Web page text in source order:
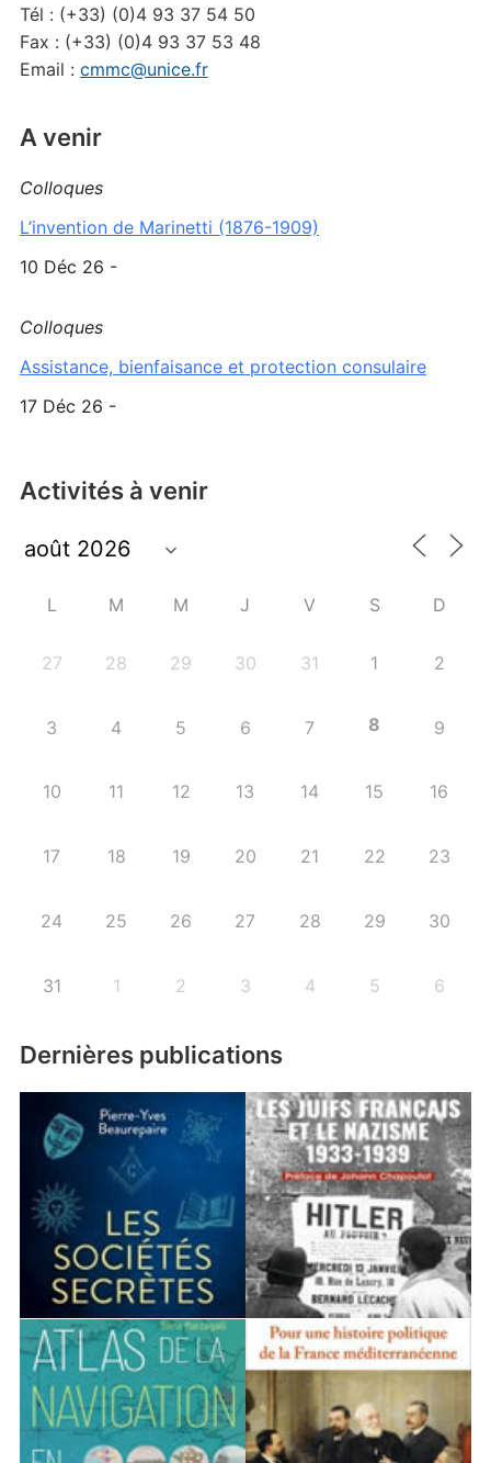
Tél : (+33) (0)4 93 37 54 50
Fax : (+33) (0)4 93 37 53 48
Email : cmmc@unice.fr
A venir
Colloques
L’invention de Marinetti (1876-1909)
10 Déc 26 -
Colloques
Assistance, bienfaisance et protection consulaire
17 Déc 26 -
Activités à venir
L M M J V S D
27 28 29 30 31 1 2
3 4 5 6 7 8 9
10 11 12 13 14 15 16
17 18 19 20 21 22 23
24 25 26 27 28 29 30
31 1 2 3 4 5 6
Dernières publications